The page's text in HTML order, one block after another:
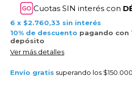
Cuotas SIN interés con
6 x $2.760,33 sin interés
10% de descuento pagando con
depósito
Ver más detalles
Envío gratis superando los